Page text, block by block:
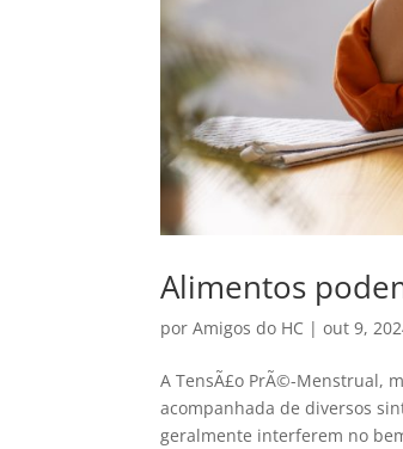
Alimentos
porAmigos do HC |out 9,
A TensÃ£o PrÃ©-Menstrual,
acompanhada de diversos
geralmente interferem no